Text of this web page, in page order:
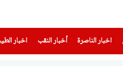
اخبار الناصرة
(current) أخبار النقب اخبار